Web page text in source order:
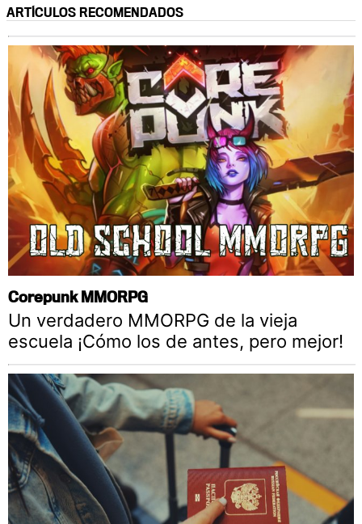
ARTÍCULOS RECOMENDADOS
Corepunk MMORPG
Un verdadero MMORPG de la vieja
escuela ¡Cómo los de antes, pero mejor!